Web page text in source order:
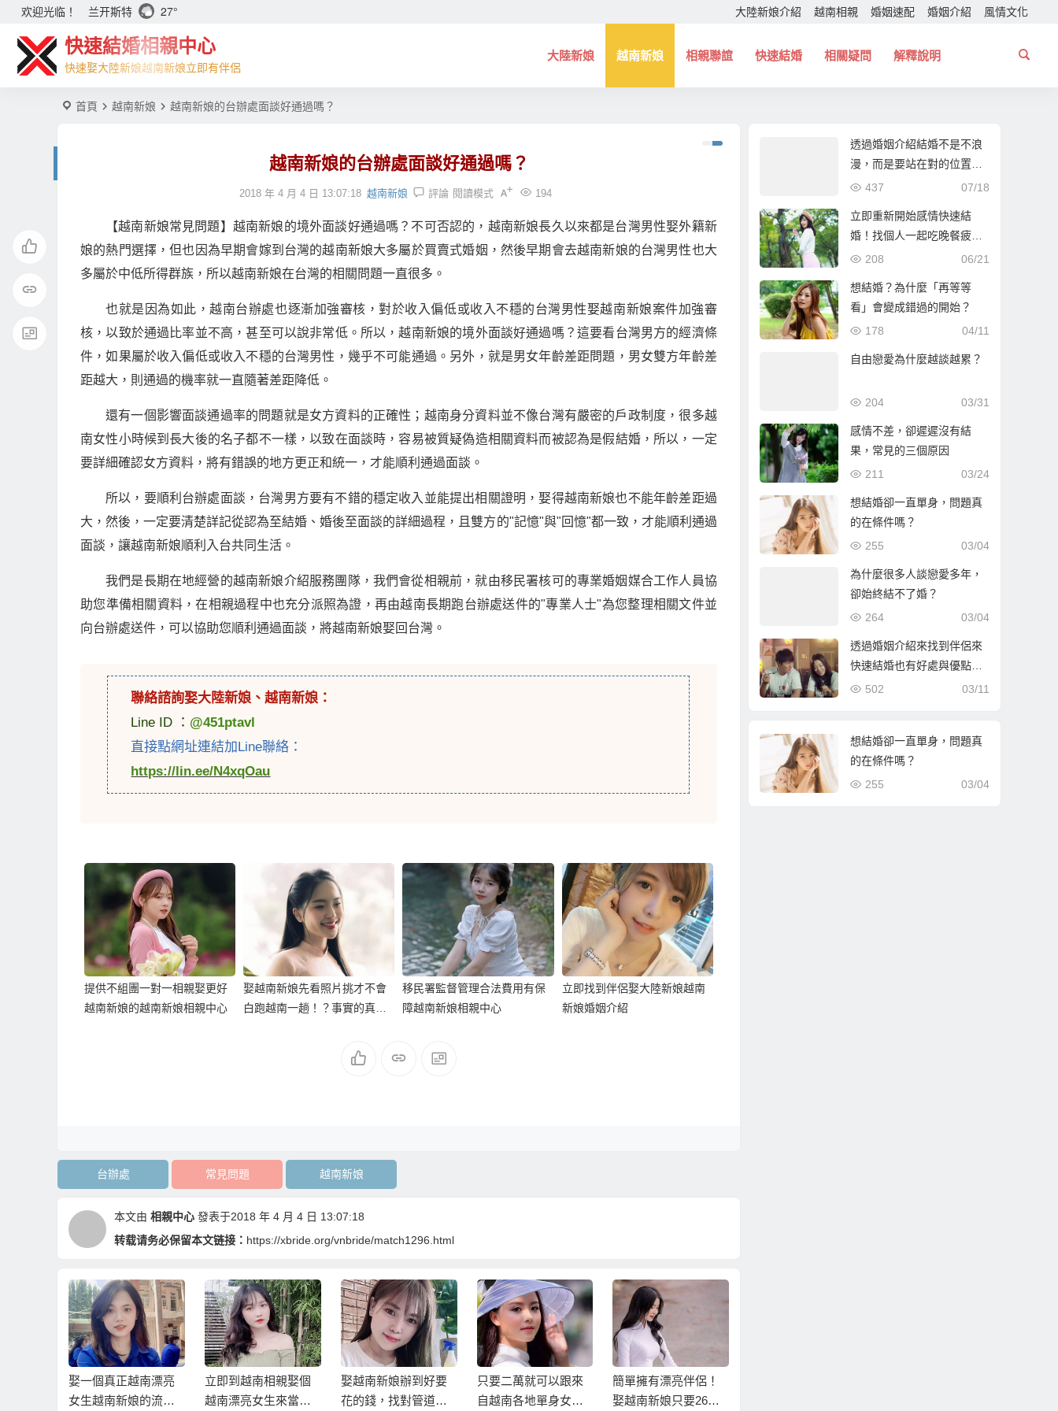
欢迎光临！ 兰开斯特 27° 大陸新娘介紹 越南相親 婚姻速配 婚姻介紹 風情文化
快速結婚相親中心
快速娶大陸新娘越南新娘立即有伴侶
大陸新娘 越南新娘 相親聯誼 快速結婚 相關疑問 解釋說明
首頁 越南新娘 越南新娘的台辦處面談好通過嗎？
越南新娘的台辦處面談好通過嗎？
2018 年 4 月 4 日 13:07:18 越南新娘 評論 194
閱讀模式
【越南新娘常見問題】越南新娘的境外面談好通過嗎？不可否認的，越南新娘長久以來都是台灣男性娶外籍新
娘的熱門選擇，但也因為早期會嫁到台灣的越南新娘大多屬於買賣式婚姻，然後早期會去越南新娘的台灣男性也大
多屬於中低所得群族，所以越南新娘在台灣的相關問題一直很多。
也就是因為如此，越南台辦處也逐漸加強審核，對於收入偏低或收入不穩的台灣男性娶越南新娘案件加強審
核，以致於通過比率並不高，甚至可以說非常低。所以，越南新娘的境外面談好通過嗎？這要看台灣男方的經濟條
件，如果屬於收入偏低或收入不穩的台灣男性，幾乎不可能通過。另外，就是男女年齡差距問題，男女雙方年齡差
距越大，則通過的機率就一直隨著差距降低。
還有一個影響面談通過率的問題就是女方資料的正確性；越南身分資料並不像台灣有嚴密的戶政制度，很多越
南女性小時候到長大後的名子都不一樣，以致在面談時，容易被質疑偽造相關資料而被認為是假結婚，所以，一定
要詳細確認女方資料，將有錯誤的地方更正和統一，才能順利通過面談。
所以，要順利台辦處面談，台灣男方要有不錯的穩定收入並能提出相關證明，娶得越南新娘也不能年齡差距過
大，然後，一定要清楚詳記從認為至結婚、婚後至面談的詳細過程，且雙方的"記憶"與"回憶"都一致，才能順利通過
面談，讓越南新娘順利入台共同生活。
我們是長期在地經營的越南新娘介紹服務團隊，我們會從相親前，就由移民署核可的專業婚姻媒合工作人員協
助您準備相關資料，在相親過程中也充分派照為證，再由越南長期跑台辦處送件的"專業人士"為您整理相關文件並
向台辦處送件，可以協助您順利通過面談，將越南新娘娶回台灣。
聯絡諮詢娶大陸新娘 、越南新娘 ：
Line ID ： @451ptavl
直接點網址連結加Line聯絡：
https://lin.ee/N4xqOau
提供不組團一對一相親娶更好
越南新娘的越南新娘相親中心
娶越南新娘先看照片挑才不會
白跑越南一趟！？事實的真相
移民署監督管理合法費用有保
障越南新娘相親中心
立即找到伴侶娶大陸新娘越南
新娘婚姻介紹
台辦處 常見問題 越南新娘
本文由 相親中心 發表于2018 年 4 月 4 日 13:07:18
转载请务必保留本文链接： https://xbride.org/vnbride/match1296.html
娶一個真正越南漂亮
女生越南新娘的流程
立即到越南相親娶個
越南漂亮女生來當伴
娶越南新娘辦到好要
花的錢，找對管道與
只要二萬就可以跟來
自越南各地單身女生
簡單擁有漂亮伴侶！
娶越南新娘只要26萬
透過婚姻介紹結婚不是不浪
漫，而是要站在對的位置！
幫你找個一起走下去的人！
07/18
437
立即重新開始感情快速結
婚！找個人一起吃晚餐疲憊
時能夠互相依靠！
06/21
208
想結婚？為什麼「再等等
看」會變成錯過的開始？
04/11
178
自由戀愛為什麼越談越累？
03/31
204
感情不差，卻遲遲沒有結
果，常見的三個原因
03/24
211
想結婚卻一直單身，問題真
的在條件嗎？
03/04
255
為什麼很多人談戀愛多年，
卻始終結不了婚？
03/04
264
透過婚姻介紹來找到伴侶來
快速結婚也有好處與優點…
03/11
502
想結婚卻一直單身，問題真
的在條件嗎？
03/04
255